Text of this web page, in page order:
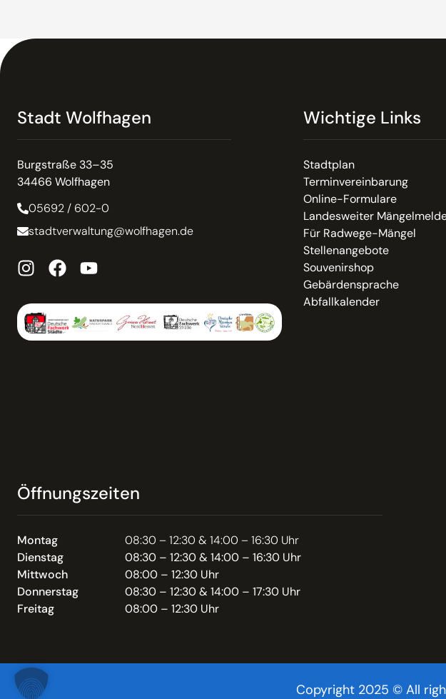
Stadt Wolfhagen
Burgstraße 33–35
34466 Wolfhagen
05692 / 602-0
stadtverwaltung@wolfhagen.de
Wichtige Links
Stadtplan
Terminvereinbarung
Online-Formulare
Landesweiter
Für Radwege-Mängel
Stellenangebote
Souvenirshop
Gebärdensprache
Abfallkalender
Öffnungszeiten
Montag
08:30 – 12:30 & 14:00 – 16:30 Uhr
Dienstag
08:30 – 12:30 & 14:00 – 16:30 Uhr
Mittwoch
08:00 – 12:30 Uhr
Donnerstag
08:30 – 12:30 & 14:00 – 17:30 Uhr
Freitag
08:00 – 12:30 Uhr
Copyright 2025 © All